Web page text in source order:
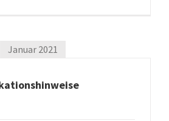
Januar 2021